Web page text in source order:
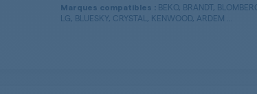
Marques compatibles : BEKO, BRANDT,
LG, BLUESKY, CRYSTAL, KENWOOD, ARDEM ...